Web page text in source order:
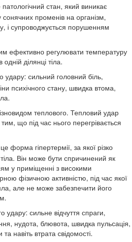
стан, який виникає
сонячних променів на організм,
і супроводжується порушенням
ефективно регулювати температуру
ділянці тіла.
сильний головний біль,
психічного стану, швидка втома,
теплового. Тепловий удар
тим, що під час нього перегрівається
гіпертермії, за якої різко
Він може бути спричинений як
у приміщенні з високими
фізичною активністю, під час якої
але не може забезпечити його
удару: сильне відчуття спраги,
нудота, блювота, швидка пульсація,
та навіть втрата свідомості.